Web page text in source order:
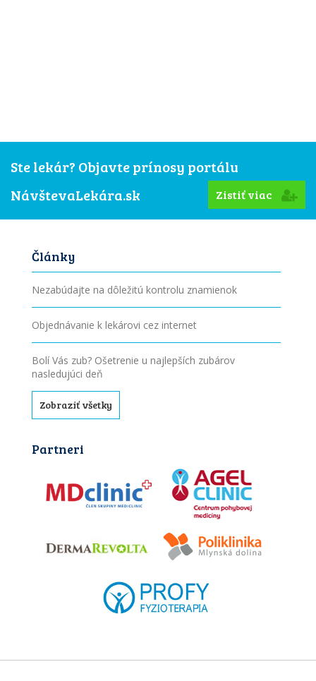
Ste lekár? Objavte prínosy portálu
NávštevaLekára.sk
Zistiť viac
Články
Nezabúdajte na dôležitú kontrolu znamienok
Objednávanie k lekárovi cez internet
Bolí Vás zub? Ošetrenie u najlepších zubárov
nasledujúci deň
Zobraziť všetky
Partneri